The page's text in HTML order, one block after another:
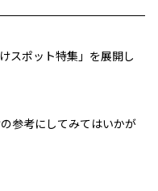
スポット特集」を展開し
参考にしてみてはいかが